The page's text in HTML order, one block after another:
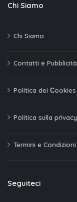
Chi Siamo
Chi Siamo
Contatti e Pubblicità
Politica dei Сookies
Politica sulla privacy
Termini e Condizioni
Seguiteci